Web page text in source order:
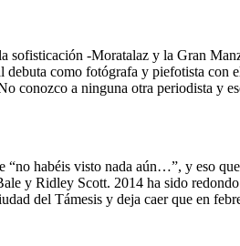
-Moratalaz y la Gran
como fotógrafa y piefotista con
conozco a ninguna otra periodista y
habéis visto nada aún…”, y eso
y Ridley Scott. 2014 ha sido redondo
del Támesis y deja caer que en